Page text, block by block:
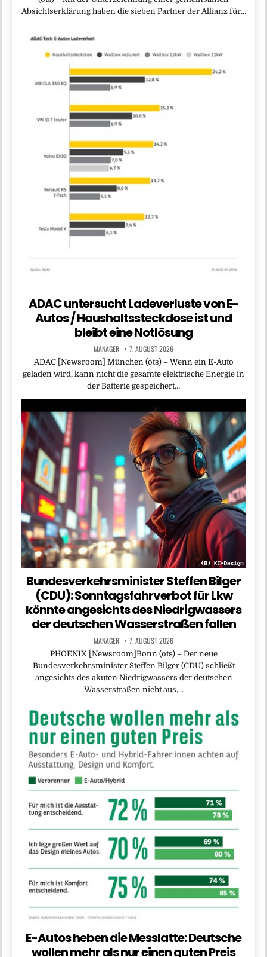
Absichtserklärung haben die sieben Partner der Allianz für…
ADAC untersucht Ladeverluste von E-
Autos / Haushaltssteckdose ist und
bleibt eine Notlösung
MANAGER 7. AUGUST 2026
ADAC [Newsroom] München (ots) – Wenn ein E-Auto
geladen wird, kann nicht die gesamte elektrische Energie in
der Batterie gespeichert…
Bundesverkehrsminister Steffen Bilger
(CDU): Sonntagsfahrverbot für Lkw
könnte angesichts des Niedrigwassers
der deutschen Wasserstraßen fallen
MANAGER 7. AUGUST 2026
PHOENIX [Newsroom]Bonn (ots) – Der neue
Bundesverkehrsminister Steffen Bilger (CDU) schließt
angesichts des akuten Niedrigwassers der deutschen
Wasserstraßen nicht aus,…
E-Autos heben die Messlatte: Deutsche
wollen mehr als nur einen guten Preis